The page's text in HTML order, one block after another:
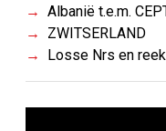
Albanië t.e.m.
ZWITSERLAND
Losse Nrs en